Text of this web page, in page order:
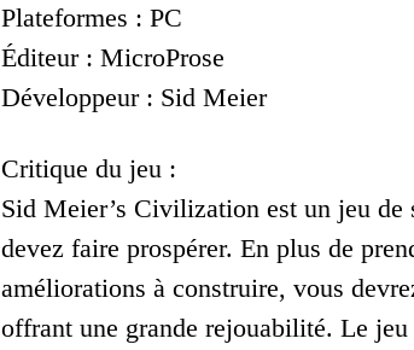
Plateformes : PC
Éditeur : MicroProse
Développeur : Sid Meier
Critique du jeu :
Sid Meier’s Civilization est un jeu
devez faire prospérer. En plus de
améliorations à construire, vous
offrant une grande rejouabilité. Le jeu